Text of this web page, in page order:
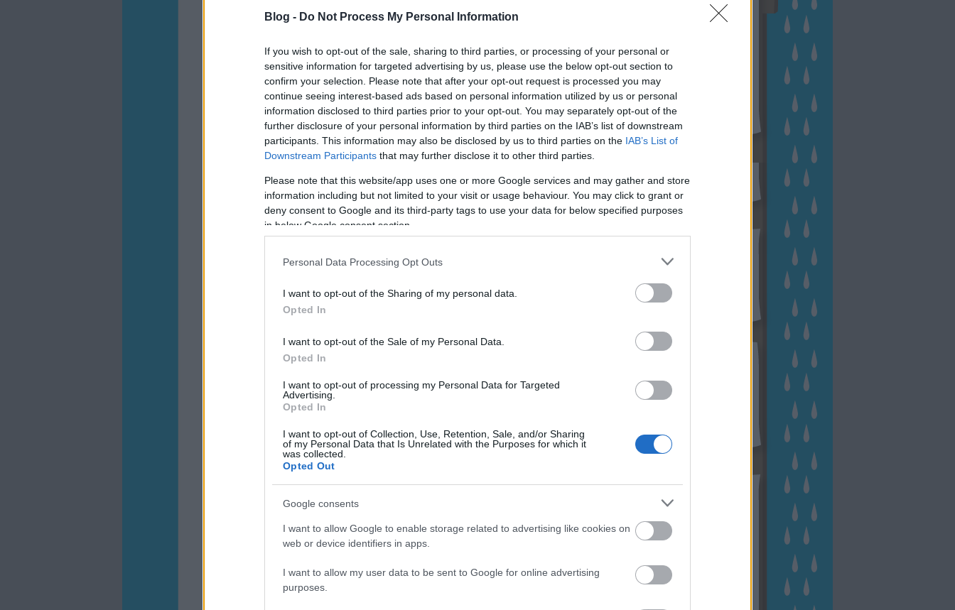
Blog - Do Not Process My Personal Information
If you wish to opt-out of the sale, sharing to third parties, or processing of your personal or
sensitive information for targeted advertising by us, please use the below opt-out section to
confirm your selection. Please note that after your opt-out request is processed you may
continue seeing interest-based ads based on personal information utilized by us or personal
information disclosed to third parties prior to your opt-out. You may separately opt-out of the
further disclosure of your personal information by third parties on the IAB’s list of downstream
participants. This information may also be disclosed by us to third parties on the IAB’s List of
Downstream Participants that may further disclose it to other third parties.
Please note that this website/app uses one or more Google services and may gather and store
information including but not limited to your visit or usage behaviour. You may click to grant or
deny consent to Google and its third-party tags to use your data for below specified purposes
in below Google consent section.
Personal Data Processing Opt Outs
I want to opt-out of the Sharing of my personal data.
Opted In
I want to opt-out of the Sale of my Personal Data.
Opted In
I want to opt-out of processing my Personal Data for Targeted
Advertising.
Opted In
I want to opt-out of Collection, Use, Retention, Sale, and/or Sharing
of my Personal Data that Is Unrelated with the Purposes for which it
was collected.
Opted Out
Google consents
I want to allow Google to enable storage related to advertising like cookies on
web or device identifiers in apps.
I want to allow my user data to be sent to Google for online advertising
purposes.
Kertészete
Hírlevél feliratkozás
Archívum
2022 november
2022 szeptember
2022 augusztus
2022 április (
2021 december
2021 október